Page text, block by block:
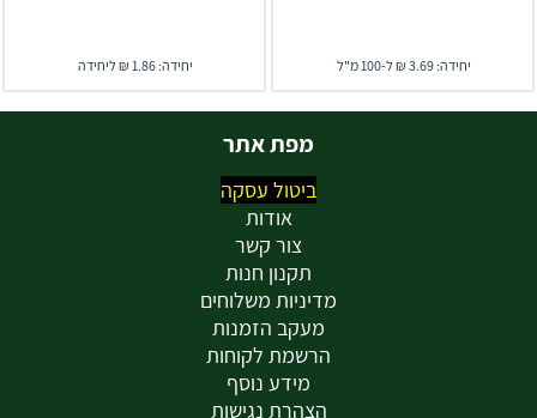
יחידה: 3.69 ₪ ל-100 מ"ל יחידה: 1.86 ₪ ליחידה
מפת אתר
ביטול עסקה
אודות
צור קשר
תקנון חנות
מדיניות משלוחים
מעקב הזמנות
הרשמת לקוחות
מידע נוסף
הצהרת נגישות